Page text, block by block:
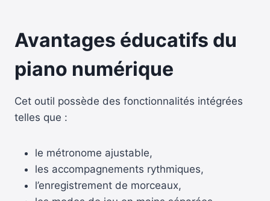
Avantages éducatifs du
piano numérique
Cet outil possède des fonctionnalités intégrées
telles que :
le métronome ajustable,
les accompagnements rythmiques,
l’enregistrement de morceaux,